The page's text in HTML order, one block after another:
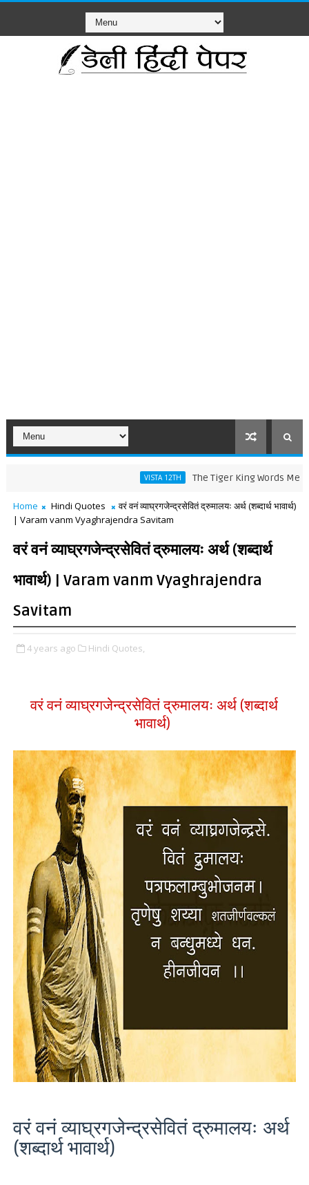
The Tiger King Words Meaning
Home Hindi Quotes
वरं वनं व्याघ्रगजेन्द्रसेवितं द्रुमालयः अर्थ (शब्दार्थ भावार्थ)
| Varam vanm Vyaghrajendra Savitam
वरं वनं व्याघ्रगजेन्द्रसेवितं द्रुमालयः अर्थ (शब्दार्थ
भावार्थ) | Varam vanm Vyaghrajendra
Savitam
4 years ago Hindi Quotes,
वरं वनं व्याघ्रगजेन्द्रसेवितं द्रुमालयः अर्थ (शब्दार्थ
भावार्थ)
वरं वनं व्याघ्रगजेन्द्रसेवितं द्रुमालयः अर्थ
(शब्दार्थ भावार्थ)